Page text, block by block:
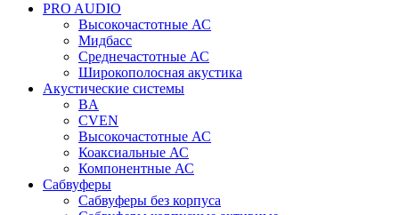
PRO AUDIO
Высокочастотные АС
Мидбасс
Среднечастотные АС
Широкополосная акустика
Акустические системы
BA
CVEN
Высокочастотные АС
Коаксиальные АС
Компонентные АС
Сабвуферы
Сабвуферы без корпуса